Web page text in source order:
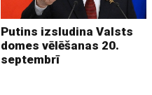
Putins izsludina Valsts
domes vēlēšanas 20.
septembrī